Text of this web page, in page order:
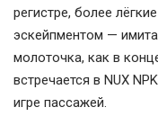
регистре, более
эскейпментом —
молоточка, как в
встречается в NUX
игре пассажей.